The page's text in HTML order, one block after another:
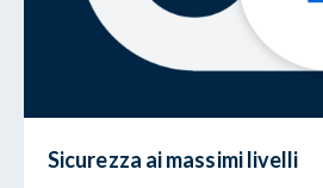
Sicurezza ai massimi livelli